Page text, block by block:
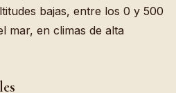
bajas, entre los 0 y 500
mar, en climas de alta